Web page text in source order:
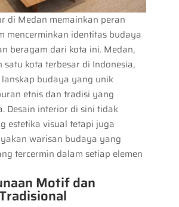
di Medan memainkan peran
mencerminkan identitas budaya
beragam dari kota ini. Medan,
satu kota terbesar di Indonesia,
budaya yang unik
etnis dan tradisi yang
Desain interior di sini tidak
estetika visual tetapi juga
warisan budaya yang
tercermin dalam setiap elemen
Motif dan